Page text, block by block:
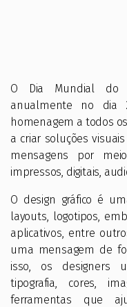
O Dia Mundial do
anualmente no dia
homenagem a todos
a criar soluções
mensagens por
impressos, digitais,
O design gráfico é
layouts, logotipos,
aplicativos, entre
uma mensagem de
isso, os designers
tipografia, cores,
ferramentas que